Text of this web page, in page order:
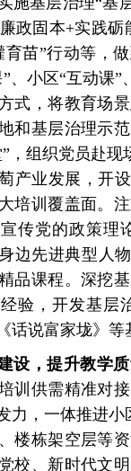
政固本+实践
育苗”行动等，
、小区“互动课
式，将教育场
和基层治理示
”，组织党员赴
产业发展，开
培训覆盖面。
传党的政策理
边先进典型人
品课程。深挖
验，开发基层
话说富家垅》等
设，提升教学
训供需精准对
力，一体推进
楼栋架空层等
校、新时代文